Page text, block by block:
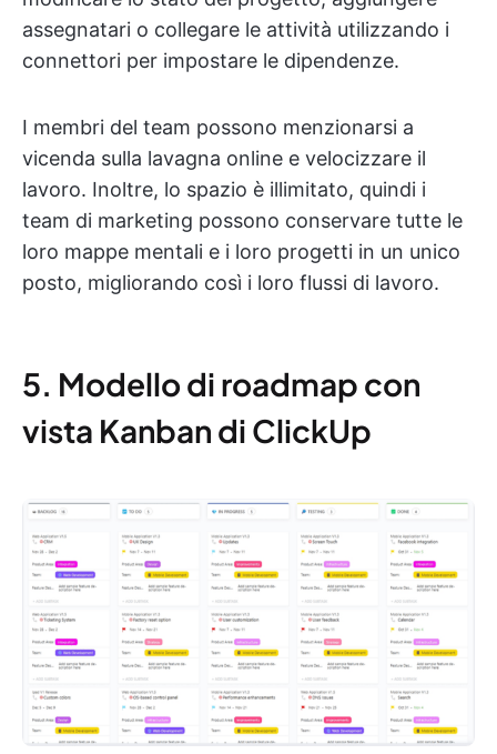
assegnatari o collegare le attività utilizzando i
connettori per impostare le dipendenze.
I membri del team possono menzionarsi a
vicenda sulla lavagna online e velocizzare il
lavoro. Inoltre, lo spazio è illimitato, quindi i
team di marketing possono conservare tutte le
loro mappe mentali e i loro progetti in un unico
posto, migliorando così i loro flussi di lavoro.
5. Modello di roadmap con
vista Kanban di ClickUp